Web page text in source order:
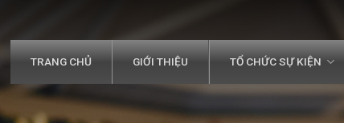
TRANG CHỦ GIỚI THIỆU TỔ CHỨC SỰ KIỆN